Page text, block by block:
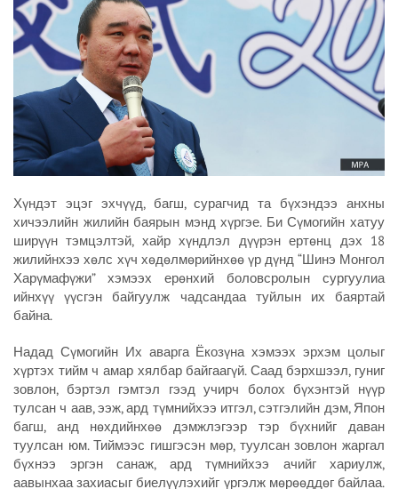
Хүндэт эцэг эхчүүд, багш, сурагчид та бүхэндээ анхны
хичээлийн жилийн баярын мэнд хүргэе. Би Сүмогийн хатуу
ширүүн тэмцэлтэй, хайр хүндлэл дүүрэн ертөнц дэх 18
жилийнхээ хөлс хүч хөдөлмөрийнхөө үр дүнд “Шинэ Монгол
Харүмафүжи” хэмээх ерөнхий боловсролын сургуулиа
ийнхүү үүсгэн байгуулж чадсандаа туйлын их баяртай
байна.
Надад Сүмогийн Их аварга Ёкозүна хэмээх эрхэм цолыг
хүртэх тийм ч амар хялбар байгаагүй. Саад бэрхшээл, гуниг
зовлон, бэртэл гэмтэл гээд учирч болох бүхэнтэй нүүр
тулсан ч аав, ээж, ард түмнийхээ итгэл, сэтгэлийн дэм, Япон
багш, анд нөхдийнхөө дэмжлэгээр тэр бүхнийг даван
туулсан юм. Тиймээс гишгэсэн мөр, туулсан зовлон жаргал
бүхнээ эргэн санаж, ард түмнийхээ ачийг хариулж,
аавынхаа захиасыг биелүүлэхийг үргэлж мөрөөддөг байлаа.